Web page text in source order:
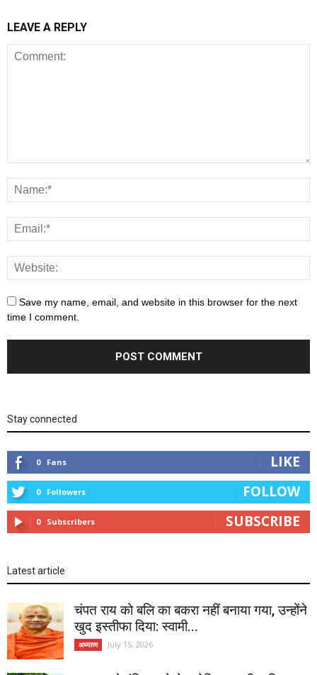
LEAVE A REPLY
Save my name, email, and website in this browser for the next
time I comment.
Stay connected
0 Fans LIKE
0 Followers FOLLOW
0 Subscribers SUBSCRIBE
Latest article
चंपत राय को बलि का बकरा नहीं बनाया गया, उन्होंने
खुद इस्तीफा दिया: स्वामी...
अध्यात्म July 15, 2026